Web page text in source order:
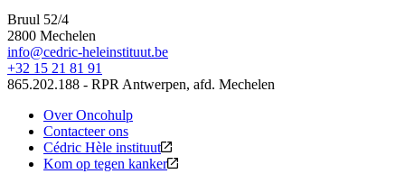
Bruul 52/4
2800 Mechelen
info@cedric-heleinstituut.be
+32 15 21 81 91
865.202.188 - RPR Antwerpen, afd. Mechelen
Over Oncohulp
Contacteer ons
Cédric Hèle instituut
Kom op tegen kanker